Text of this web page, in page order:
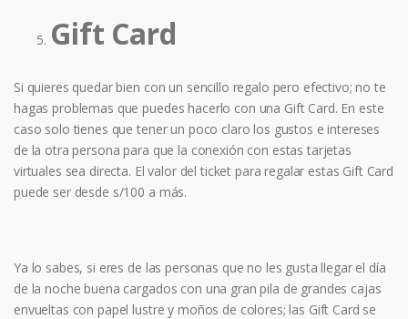
Gift Card
Si quieres quedar bien con un sencillo regalo pero efectivo; no te
hagas problemas que puedes hacerlo con una Gift Card. En este
caso solo tienes que tener un poco claro los gustos e intereses
de la otra persona para que la conexión con estas tarjetas
virtuales sea directa. El valor del ticket para regalar estas Gift Card
puede ser desde s/100 a más.
Ya lo sabes, si eres de las personas que no les gusta llegar el día
de la noche buena cargados con una gran pila de grandes cajas
envueltas con papel lustre y moños de colores; las Gift Card se